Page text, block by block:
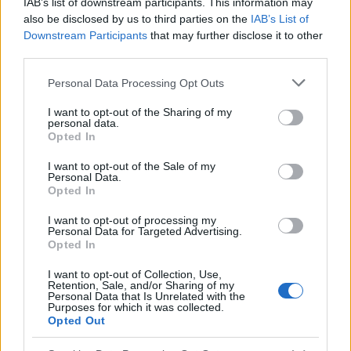
also be disclosed by us to third parties on the IAB’s List of
Downstream Participants that may further disclose it to other
Personal Data Processing Opt Outs
I want to opt-out of the Sharing of my
personal data.
Opted In
I want to opt-out of the Sale of my
Personal Data.
Opted In
I want to opt-out of processing my
Personal Data for Targeted Advertising.
Opted In
I want to opt-out of Collection, Use,
Retention, Sale, and/or Sharing of my
Personal Data that Is Unrelated with the
Purposes for which it was collected.
Opted Out
jakieś ulubione marki czy wybieracie ciuchy które wam
się podobają bez względu na metkę?
gość
Przeczytaj komentowany artykuł: Jak kupować
butyUwielbiam buty, buciki, sandałki i wszelkie możliwe
stopie. Szkoda tylko że tak drogie są te na...
gość
Forum: Dieta i odżywianie